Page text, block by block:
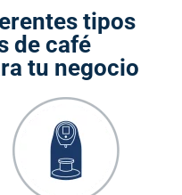
tipos
de café
tu negocio